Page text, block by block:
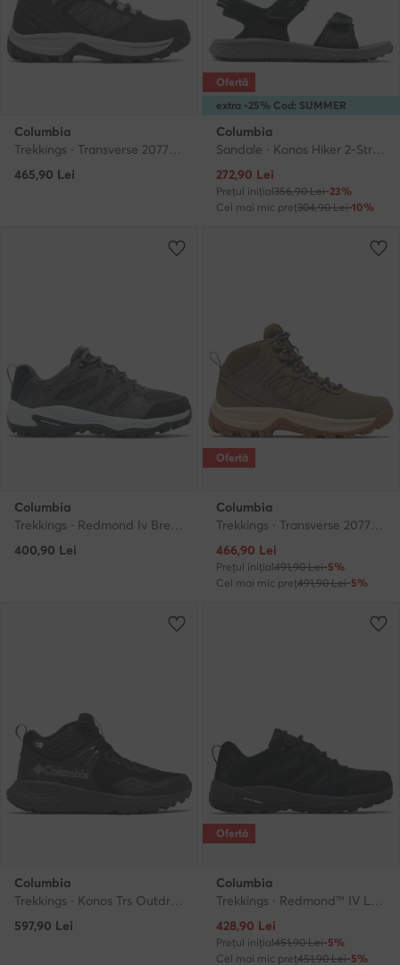
Columbia
Trekkings · Transverse 2077801 · Negru
465,90 Lei
extra -25% Cod: SUMMER
Ofertă
Columbia
Sandale · Konos Hiker 2-Strap 2121561 · Negru
Prețul actual
272,90 Lei
Prețul inițial356,90 Lei-23%
Cel mai mic preț304,90 Lei-10%
Columbia
Trekkings · Redmond Iv Breathe 2150231 · Gri
400,90 Lei
Ofertă
Columbia
Trekkings · Transverse 2077801 · Verde
Prețul actual
466,90 Lei
Prețul inițial491,90 Lei-5%
Cel mai mic preț491,90 Lei-5%
Columbia
Trekkings · Konos Trs Outdry Mid 2103761 · Negru
597,90 Lei
Ofertă
Columbia
Trekkings · Redmond™ IV Low Waterproof 2128721 · Negru
Prețul actual
428,90 Lei
Prețul inițial451,90 Lei-5%
Cel mai mic preț451,90 Lei-5%